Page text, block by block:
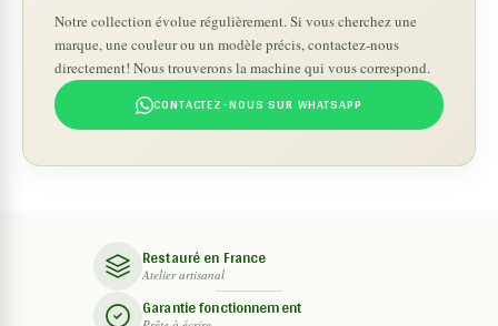
Notre collection évolue régulièrement. Si vous cherchez une
marque, une couleur ou un modèle précis, contactez-nous
directement! Nous trouverons la machine qui vous correspond.
CONTACTEZ-NOUS SUR WHATSAPP
Restauré en France
Atelier artisanal
Garantie fonctionnement